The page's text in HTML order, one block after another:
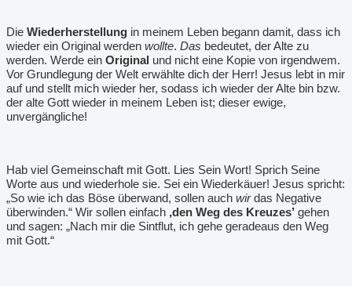
Die Wiederherstellung in meinem Leben begann damit, dass ich
wieder ein Original werden wollte. Das bedeutet, der Alte zu
werden. Werde ein Original und nicht eine Kopie von irgendwem.
Vor Grundlegung der Welt erwählte dich der Herr! Jesus lebt in mir
auf und stellt mich wieder her, sodass ich wieder der Alte bin bzw.
der alte Gott wieder in meinem Leben ist; dieser ewige,
unvergängliche!
Hab viel Gemeinschaft mit Gott. Lies Sein Wort! Sprich Seine
Worte aus und wiederhole sie. Sei ein Wiederkäuer! Jesus spricht:
„So wie ich das Böse überwand, sollen auch wirdas Negative
überwinden.“ Wir sollen einfach ,den Weg des Kreuzes’ gehen
und sagen: „Nach mir die Sintflut, ich gehe geradeaus den Weg
mit Gott.“